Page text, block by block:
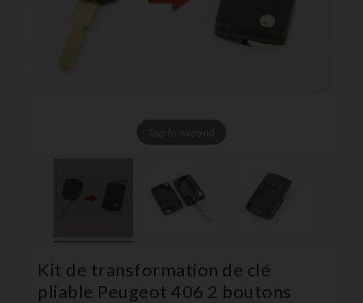
Kit de transformation de clé
pliable Peugeot 406 2 boutons